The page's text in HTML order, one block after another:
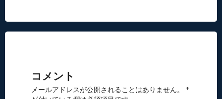
コメント
メールアドレスが公開されることはありません。 *